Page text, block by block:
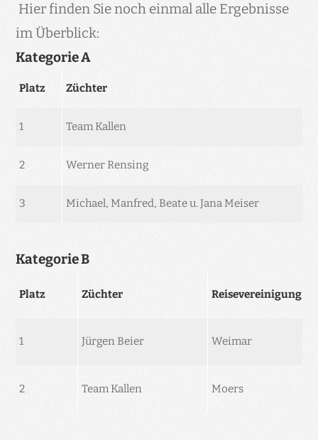
Hier finden Sie noch einmal alle Ergebnisse
im Überblick:
Kategorie A
Platz Züchter
1 Team Kallen
2 Werner Rensing
3 Michael, Manfred, Beate u. Jana Meiser
Kategorie B
Platz Züchter Reisevereinigung
1 Jürgen Beier Weimar
2 Team Kallen Moers